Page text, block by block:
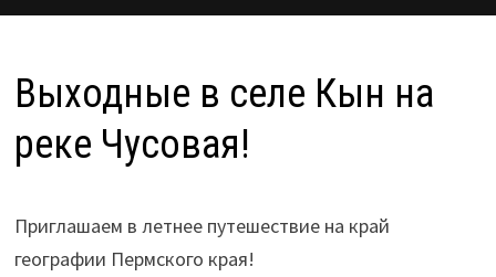
Выходные в селе Кын на
реке Чусовая!
Приглашаем в летнее путешествие на край
географии Пермского края!